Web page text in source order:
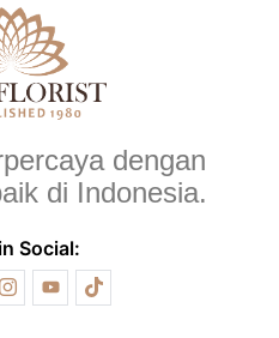
dengan
di Indonesia.
Social: